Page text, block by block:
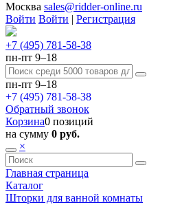
Москва sales@ridder-online.ru
Войти Войти | Регистрация
+7 (495) 781-58-38
пн-пт 9–18
пн-пт 9–18
+7 (495) 781-58-38
Обратный звонок
Корзина0 позиций
на сумму 0 руб.
×
Главная страница
Каталог
Шторки для ванной комнаты